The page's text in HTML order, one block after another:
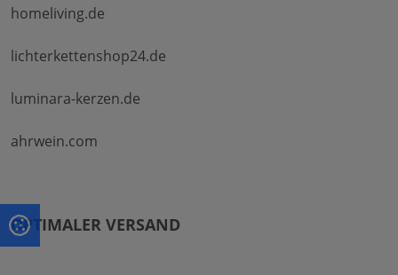
homeliving.de
lichterkettenshop24.de
luminara-kerzen.de
ahrwein.com
OPTIMALER VERSAND